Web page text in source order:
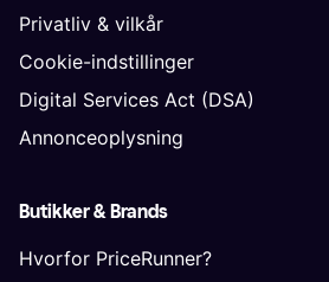
Privatliv & vilkår
Cookie-indstillinger
Digital Services Act (DSA)
Annonceoplysning
Butikker & Brands
Hvorfor PriceRunner?